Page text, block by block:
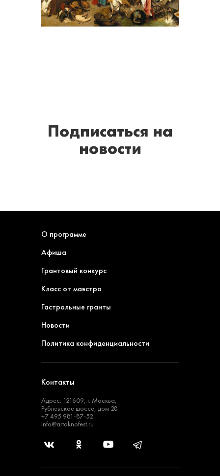
Подписаться на
новости
О программе
Афиша
Грантовый конкурс
Класс от маэстро
Гастрольные гранты
Новости
Политика конфиденциальности
Контакты
Адрес: 121609, г. Москва,
Рублевское шоссе, дом 28
+7 495 981-87-52
info@artoknofest.ru